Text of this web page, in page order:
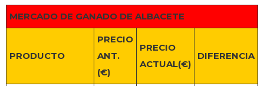
MERCADO DE GANADO DE ALBACETE
PRODUCTO
PRECIO
ANT.
(€)
PRECIO
ACTUAL(€)
DIFERENCIA